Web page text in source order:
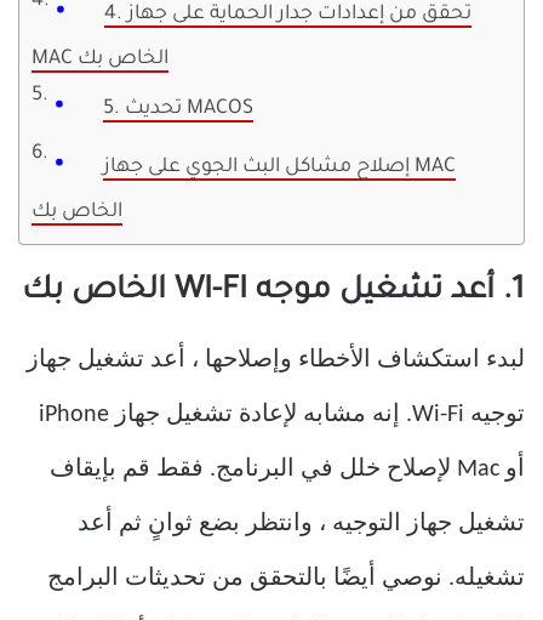
4. تحقق من إعدادات جدار الحماية على جهاز
MAC الخاص بك
5. تحديث MACOS
إصلاح مشاكل البث الجوي على جهاز MAC
الخاص بك
1. أعد تشغيل موجه WI-FI الخاص بك
لبدء استكشاف الأخطاء وإصلاحها ، أعد تشغيل جهاز
توجيه Wi-Fi. إنه مشابه لإعادة تشغيل جهاز iPhone
أو Mac لإصلاح خلل في البرنامج. فقط قم بإيقاف
تشغيل جهاز التوجيه ، وانتظر بضع ثوانٍ ثم أعد
تشغيله. نوصي أيضًا بالتحقق من تحديثات البرامج